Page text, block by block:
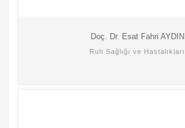
Doç. Dr. Esat Fahri AYDIN
Ruh Sağlığı ve Hastalıkları